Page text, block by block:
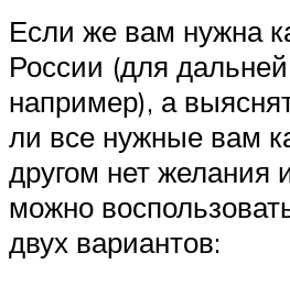
Если же вам нужна
России (для дальней
например), а
ли все нужные вам
другом нет желания
можно
двух вариантов: